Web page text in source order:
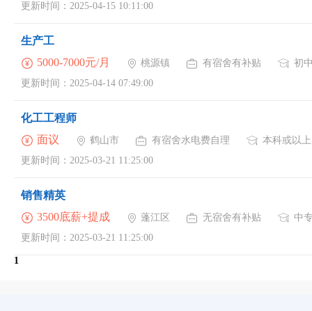
更新时间：2025-04-15 10:11:00
生产工
5000-7000元/月
桃源镇 有宿舍有补贴
初
更新时间：2025-04-14 07:49:00
化工工程师
面议
鹤山市 有宿舍水电费自理
本科或以上
更新时间：2025-03-21 11:25:00
销售精英
3500底薪+提成
蓬江区 无宿舍有补贴
中
更新时间：2025-03-21 11:25:00
1